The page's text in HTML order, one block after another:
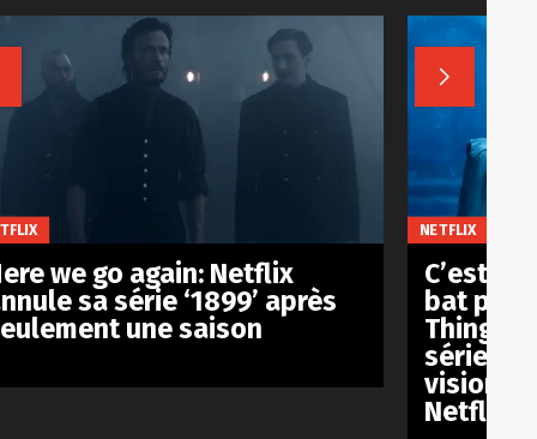

we go again: Netflix
sa série ‘1899’ après
une saison
NETFLIX
C’est
bat pas
Things’
série
Netflix